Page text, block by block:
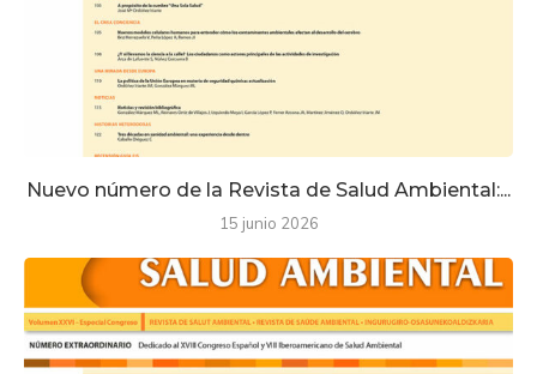
Nuevo número de la Revista de Salud Ambiental:...
15 junio 2026